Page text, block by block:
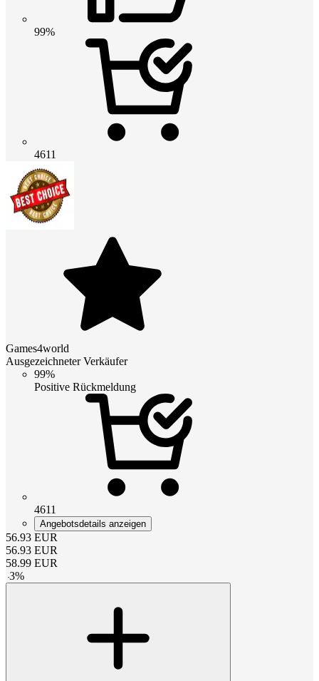
99%
4611
Games4world
Ausgezeichneter Verkäufer
99%
Positive Rückmeldung
4611
Angebotsdetails anzeigen
56.93 EUR
56.93 EUR
58.99 EUR
-3%